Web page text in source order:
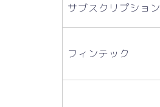
サブスクリプション
フィンテック